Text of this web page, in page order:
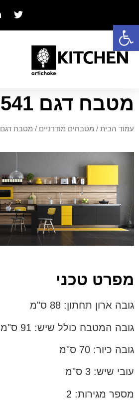
פתח סרגל נגישות
מטבח דגם 968541
עמוד הבית / מטבחים מודרניים / מטבח דגם 968541
מפרט טכני
גובה ארון תחתון: 88 ס"מ
גובה המטבח כולל שיש: 91 ס"מ
גובה כיור: 70 ס"מ
עובי שיש: 3 ס"מ
מספר מגירות: 2